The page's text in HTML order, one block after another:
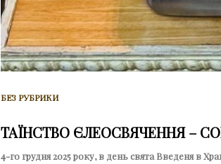
БЕЗ РУБРИКИ
ТАЇНСТВО ЄЛЕОСВЯЧЕННЯ –
4-го грудня 2025 року, в день свята Введеня в